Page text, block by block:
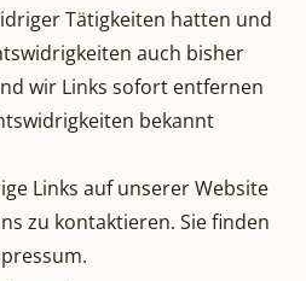
Tätigkeiten hatten und
auch bisher
wir Links sofort entfernen
bekannt
Links auf unserer Website
zu kontaktieren. Sie finden